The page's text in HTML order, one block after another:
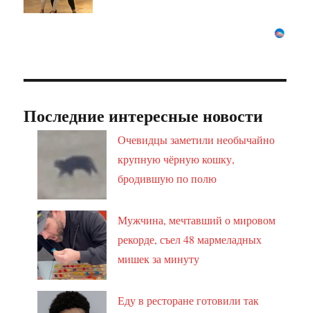
Последние интересные новости
Очевидцы заметили необычайно
крупную чёрную кошку,
бродившую по полю
Мужчина, мечтавший о мировом
рекорде, съел 48 мармеладных
мишек за минуту
Еду в ресторане готовили так